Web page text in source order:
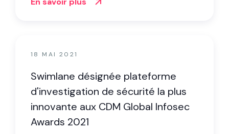
18 MAI 2021
Swimlane désignée plateforme
d'investigation de sécurité la plus
innovante aux CDM Global Infosec
Awards 2021